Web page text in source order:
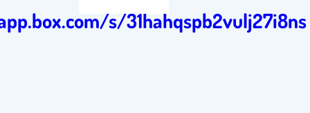
https://app.box.com/s/